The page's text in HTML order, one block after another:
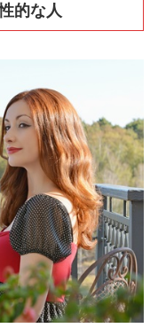
的な人